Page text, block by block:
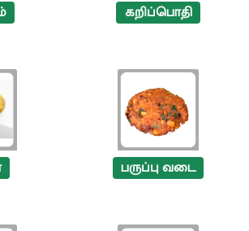
கறிப்பொதி
பருப்பு வடை